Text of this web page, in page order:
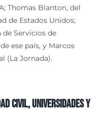
Thomas Blanton, del
de Estados Unidos;
de Servicios de
ese país, y Marcos
(La Jornada).
Civil, Universidades y